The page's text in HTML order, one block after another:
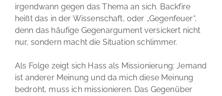
irgendwann gegen das Thema an sich. Backfire
heißt das in der Wissenschaft, oder „Gegenfeuer“,
denn das häufige Gegenargument versickert nicht
nur, sondern macht die Situation schlimmer.
Als Folge zeigt sich Hass als Missionierung: Jemand
ist anderer Meinung und da mich diese Meinung
bedroht, muss ich missionieren. Das Gegenüber